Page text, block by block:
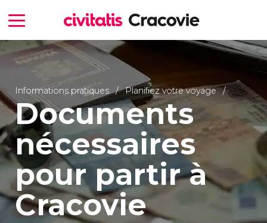
Informations pratiques Planifiez votre voyage
Documents
nécessaires
pour partir à
Cracovie